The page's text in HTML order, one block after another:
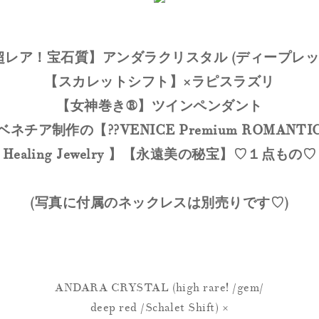
レア！宝石質】アンダラクリスタル (ディープレ
【スカレットシフト】×ラピスラズリ
【女神巻き®】ツインペンダント
ネチア制作の【??VENICE Premium
Healing Jewelry 】【永遠美の秘宝】♡１点もの♡
(写真に付属のネックレスは別売りです♡)
ANDARA CRYSTAL (high rare! /gem/
deep red /Schalet Shift) ×